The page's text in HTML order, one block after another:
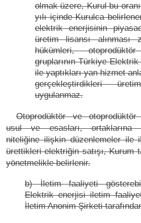
olmak üzere, Kurul bu
yılı içinde Kurulca
elektrik enerjisinin
üretim lisansı alınması
hükümleri,
gruplarının Türkiye
ile yaptıkları yan hizmet
gerçekleştirdikleri
uygulanmaz.
Otoprodüktör ve otoprodüktör
usul ve esasları, ortaklarına
niteliğine ilişkin düzenlemeler ile
ürettikleri elektriğin satışı, Kurum
yönetmelikle belirlenir.
b) İletim faaliyeti
Elektrik enerjisi iletim
İletim Anonim Şirketi